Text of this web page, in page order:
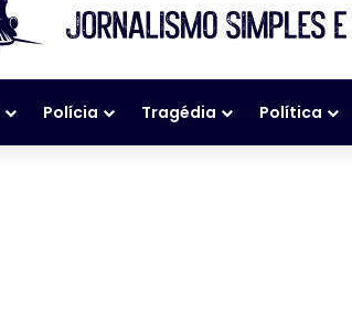
Polícia Tragédia Política